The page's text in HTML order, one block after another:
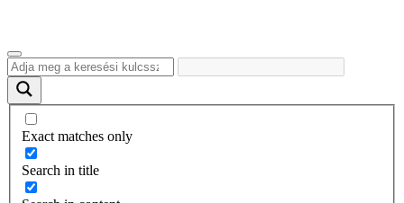
Exact matches only
Search in title